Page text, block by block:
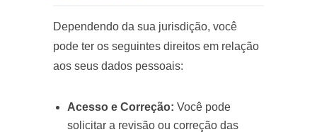
Dependendo da sua jurisdição, você
pode ter os seguintes direitos em relação
aos seus dados pessoais:
Acesso e Correção: Você pode
solicitar a revisão ou correção das